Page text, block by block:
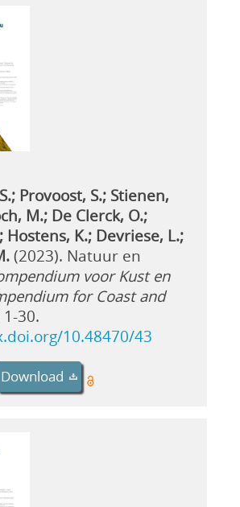
Provoost, S.; Stienen,
M.; De Clerck, O.;
Hostens, K.; Devriese, L.;
(2023). Natuur en
voor Kust en
for Coast and
1-30.
10.48470/43
Download